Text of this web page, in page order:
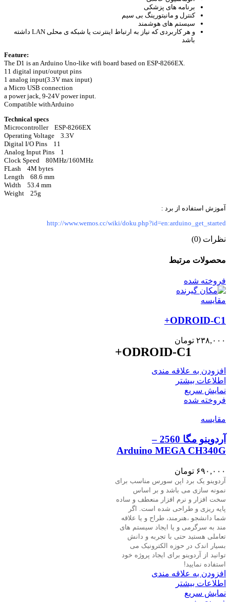
برنامه های پزشکی
کنترل و مانیتورینگ بی سیم
سیستم های هوشمند
و هر کاربردی که نیاز به ارتباط اینترنت یا شبکه ی محلی LAN داشته
باشد
Feature:
The D1 is an Arduino Uno-like wifi board based on ESP-8266EX.
11 digital input/output pins
1 analog input(3.3V max input)
a Micro USB connection
a power jack, 9-24V power input.
Compatible withArduino
Technical specs
Microcontroller ESP-8266EX
Operating Voltage 3.3V
Digital I/O Pins 11
Analog Input Pins 1
Clock Speed 80MHz/160MHz
FLash 4M bytes
Length 68.6 mm
Width 53.4 mm
Weight 25g
آموزش استفاده از برد :
http://www.wemos.cc/wiki/doku.php?id=en:arduino_get_started
نظرات (0)
محصولات مرتبط
فروخته شده
مقايسه
ODROID-C1+
۲۳۸,۰۰۰ تومان
ODROID-C1+
افزودن به علاقه مندی
اطلاعات بیشتر
نمایش سریع
فروخته شده
مقايسه
آردوینو مگا 2560 –
Arduino MEGA CH340G
۶۹۰,۰۰۰ تومان
آردوینو یک برد اپن سورس مناسب برای
نمونه سازی می باشد و بر اساس
سخت افزار و نرم افزار منعطف و ساده
پایه ریزی و طراحی شده است. اگر
شما دانشجو ،هنرمند، طراح و یا علاقه
مند به سرگرمی و یا ایجاد سیستم های
تعاملی هستید حتی با تجربه و دانش
بسیار اندک در حوزه الکترونیک می
توانید از آردوینو برای ایجاد پروژه خود
استفاده نمایید !
افزودن به علاقه مندی
اطلاعات بیشتر
نمایش سریع